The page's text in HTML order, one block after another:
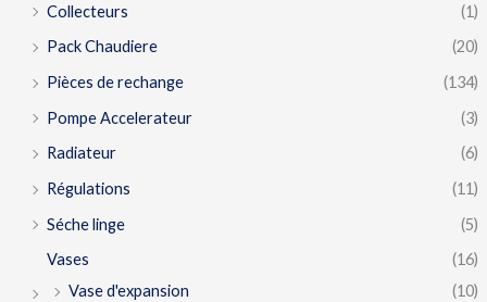
Collecteurs
(1)
Pack Chaudiere
(20)
Pièces de rechange
(134)
Pompe Accelerateur
(3)
Radiateur
(6)
Régulations
(11)
Séche linge
(5)
Vases
(16)
Vase d'expansion
(10)